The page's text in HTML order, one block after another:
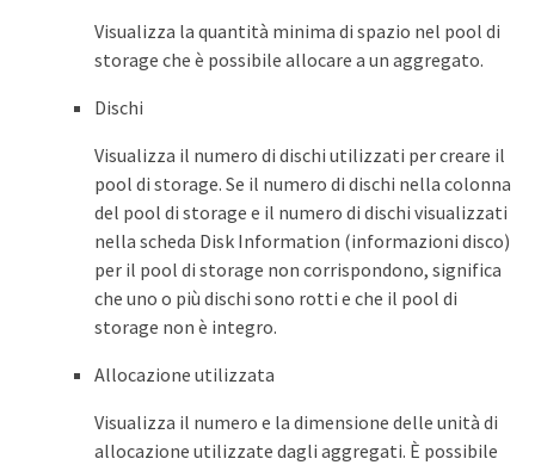
Visualizza la quantità minima di spazio nel pool di
storage che è possibile allocare a un aggregato.
Dischi
Visualizza il numero di dischi utilizzati per creare il
pool di storage. Se il numero di dischi nella colonna
del pool di storage e il numero di dischi visualizzati
nella scheda Disk Information (informazioni disco)
per il pool di storage non corrispondono, significa
che uno o più dischi sono rotti e che il pool di
storage non è integro.
Allocazione utilizzata
Visualizza il numero e la dimensione delle unità di
allocazione utilizzate dagli aggregati. È possibile